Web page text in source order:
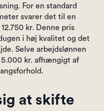
For en standard
svarer det til en
kr. Denne pris
i høj kvalitet og det
Selve arbejdslønnen
kr. afhængigt af
at skifte